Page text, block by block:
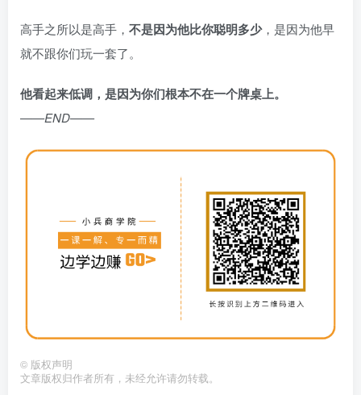
高手之所以是高手， 不是因为他比你聪明多少，是因为他早
就不跟你们玩一套了。
他看起来低调，是因为你们根本不在一个牌桌上。
——END——
© 版权声明
文章版权归作者所有，未经允许请勿转载。